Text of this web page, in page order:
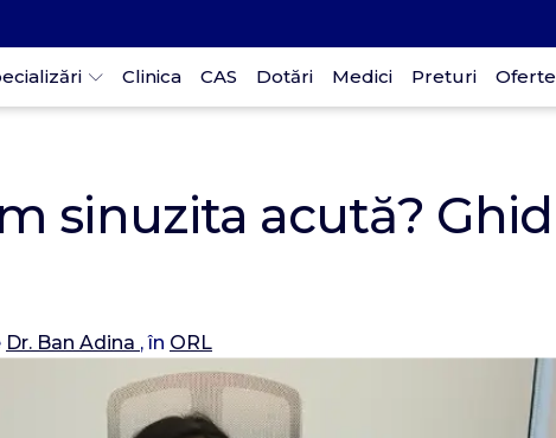
Clinica CAS Dotări Medici Preturi Oferte
sinuzita acută? Ghid
Dr. Ban Adina , în ORL